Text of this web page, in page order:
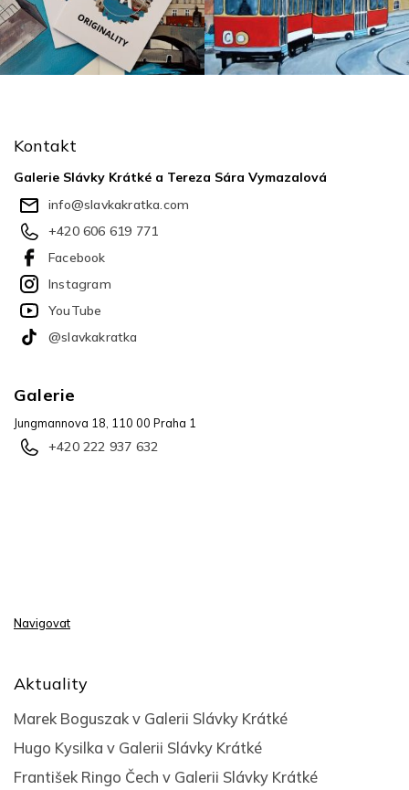
Kontakt
Galerie Slávky Krátké a Tereza Sára Vymazalová
info@slavkakratka.com
+420 606 619 771
Facebook
Instagram
YouTube
@slavkakratka
Galerie
Jungmannova 18, 110 00 Praha 1
+420 222 937 632
Navigovat
Aktuality
Marek Boguszak v Galerii Slávky Krátké
Hugo Kysilka v Galerii Slávky Krátké
František Ringo Čech v Galerii Slávky Krátké